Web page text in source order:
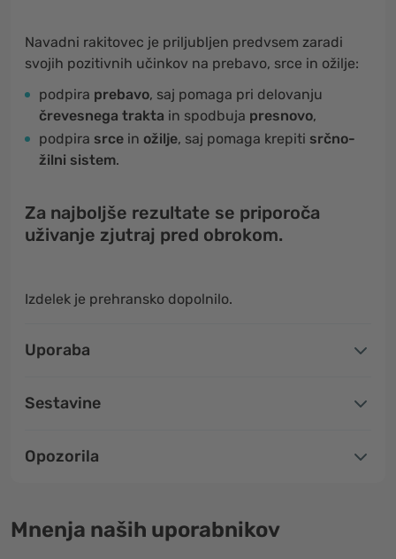
Navadni rakitovec je priljubljen predvsem zaradi
svojih pozitivnih učinkov na prebavo, srce in ožilje:
podpira prebavo, saj pomaga pri delovanju
črevesnega trakta in spodbuja presnovo,
podpira srce in ožilje, saj pomaga krepiti srčno-
žilni sistem.
Za najboljše rezultate se priporoča
uživanje zjutraj pred obrokom.
Izdelek je prehransko dopolnilo.
Uporaba
Sestavine
Opozorila
Mnenja naših uporabnikov